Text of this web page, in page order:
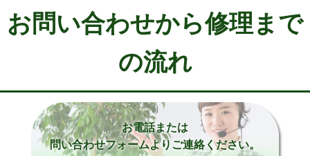
お問い合わせから修理まで
の流れ
お電話または
問い合わせフォームよりご連絡ください。